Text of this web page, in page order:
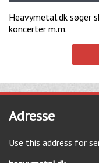
Heavymetal.dk søger
koncerter m.m.
Adresse
Use this address for